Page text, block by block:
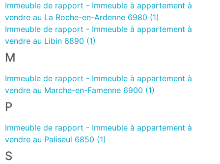
Immeuble de rapport - Immeuble à appartement à
vendre au La Roche-en-Ardenne 6980 (1)
Immeuble de rapport - Immeuble à appartement à
vendre au Libin 6890 (1)
M
Immeuble de rapport - Immeuble à appartement à
vendre au Marche-en-Famenne 6900 (1)
P
Immeuble de rapport - Immeuble à appartement à
vendre au Paliseul 6850 (1)
S